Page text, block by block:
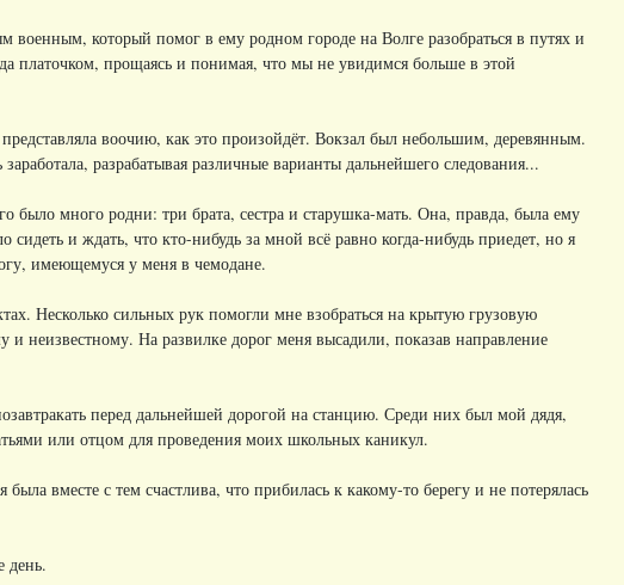
который помог в ему родном городе на Волге разобраться в путях и
платочком, прощаясь и понимая, что мы не увидимся больше в этой
воочию, как это произойдёт. Вокзал был небольшим, деревянным.
разрабатывая различные варианты дальнейшего следования...
было много родни: три брата, сестра и старушка-мать. Она, правда, была ему
и ждать, что кто-нибудь за мной всё равно когда-нибудь приедет, но я
имеющемуся у меня в чемодане.
Несколько сильных рук помогли мне взобраться на крытую грузовую
неизвестному. На развилке дорог меня высадили, показав направление
перед дальнейшей дорогой на станцию. Среди них был мой дядя,
или отцом для проведения моих школьных каникул.
вместе с тем счастлива, что прибилась к какому-то берегу и не потерялась
день.